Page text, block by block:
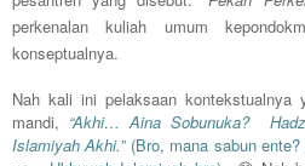
perkenalan kuliah umum
konseptualnya.
Nah kali ini pelaksaan kontekstualnya
mandi, “Akhi… Aina Sobunuka?
Islamiyah Akhi.” (Bro, mana sabun